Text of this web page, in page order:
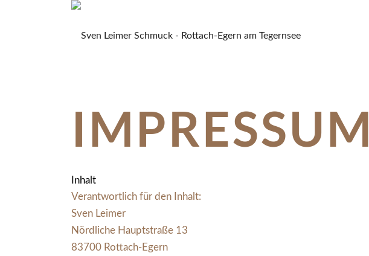
IMPRESSUM
Inhalt
Verantwortlich für den Inhalt:
Sven Leimer
Nördliche Hauptstraße 13
83700 Rottach-Egern